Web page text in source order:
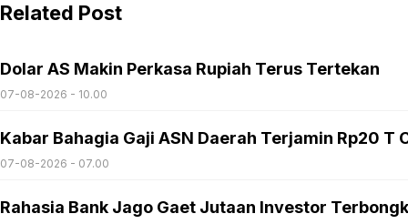
Related Post
Dolar AS Makin Perkasa Rupiah Terus Tertekan
07-08-2026 - 10.00
Kabar Bahagia Gaji ASN Daerah Terjamin Rp20 T
07-08-2026 - 07.00
Rahasia Bank Jago Gaet Jutaan Investor